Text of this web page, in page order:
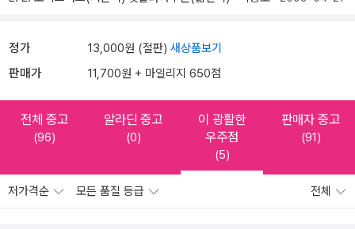
정가 13,000원 (절판) 새상품보기
판매가 11,700원 + 마일리지 650점
전체 중고
(96)
알라딘 중고
(0)
이 광활한
우주점
(5)
판매자 중고
(91)
저가격순 모든 품질 등급 전체